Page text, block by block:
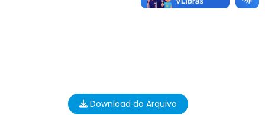
Download do Arquivo